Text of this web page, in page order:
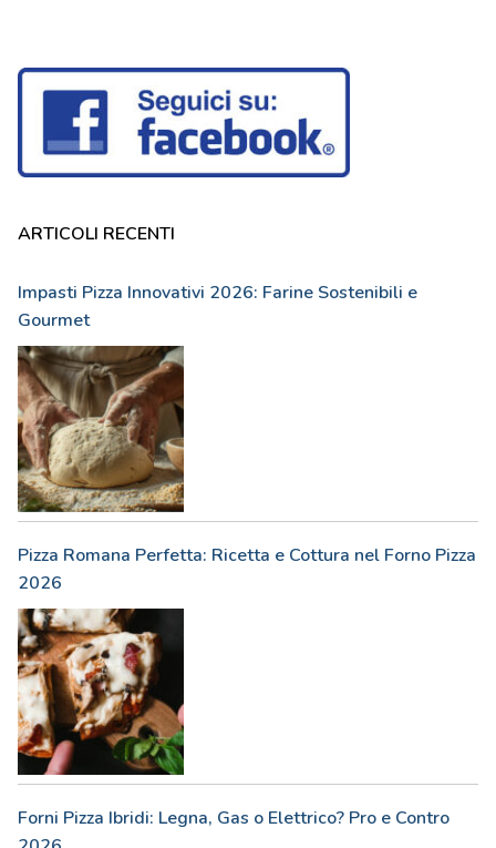
ARTICOLI RECENTI
Impasti Pizza Innovativi 2026: Farine Sostenibili e
Gourmet
Pizza Romana Perfetta: Ricetta e Cottura nel Forno Pizza
2026
Forni Pizza Ibridi: Legna, Gas o Elettrico? Pro e Contro